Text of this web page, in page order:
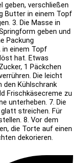
geben, verschließen
Butter in einem Topf
3. Die Masse in
geben und
Packung
in einem Topf
hat. Etwas
1 Päckchen
Die leicht
den Kühlschrank
Frischkäsecreme zu
unterheben. 7. Die
streichen. Für
8. Vor dem
die Torte auf einen
dekorieren.